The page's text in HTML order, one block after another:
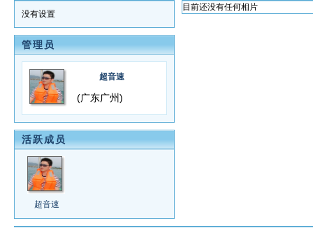
没有设置
管理员
超音速
(广东广州)
活跃成员
超音速
目前还没有任何相片